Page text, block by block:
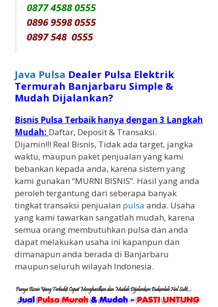
0877 4588 0555
0896 9598 0555
0897 548 0555
Java Pulsa Dealer Pulsa Elektrik
Termurah Banjarbaru Simple &
Mudah Dijalankan?
Bisnis Pulsa Terbaik hanya dengan 3 Langkah
Mudah: Daftar, Deposit & Transaksi.
Dijamin!!! Real Bisnis, Tidak ada target, jangka
waktu, maupun paket penjualan yang kami
bebankan kepada anda, karena sistem yang
kami gunakan “MURNI BISNIS”. Hasil yang anda
peroleh tergantung dari seberapa banyak
tingkat transaksi penjualan pulsa anda. Usaha
yang kami tawarkan sangatlah mudah, karena
semua orang membutuhkan pulsa dan anda
dapat melakukan usaha ini kapanpun dan
dimanapun anda berada di Banjarbaru
maupun seluruh wilayah Indonesia.